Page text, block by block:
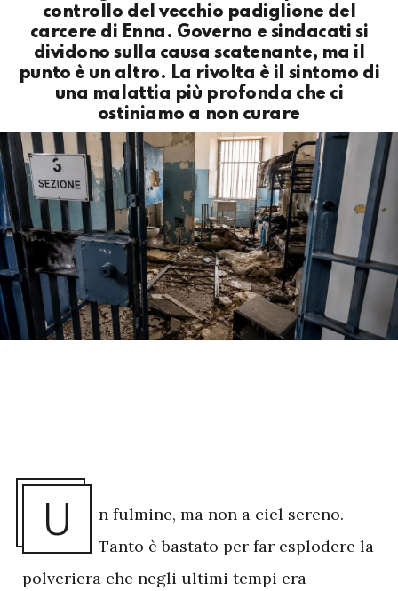
controllo del vecchio padiglione del
carcere di Enna. Governo e sindacati si
dividono sulla causa scatenante, ma il
punto è un altro. La rivolta è il sintomo di
una malattia più profonda che ci
ostiniamo a non curare
U
n fulmine, ma non a ciel sereno.
Tanto è bastato per far esplodere la
polveriera che negli ultimi tempi era